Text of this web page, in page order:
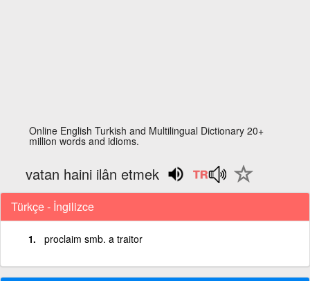
Online English Turkish and Multilingual Dictionary 20+
million words and idioms.
vatan haini ilân etmek
Türkçe - İngilizce
proclaim smb. a traitor